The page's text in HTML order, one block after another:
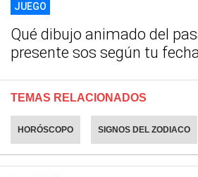
JUEGO
Qué dibujo animado del
presente sos según tu
TEMAS RELACIONADOS
HORÓSCOPO SIGNOS DEL ZODIACO